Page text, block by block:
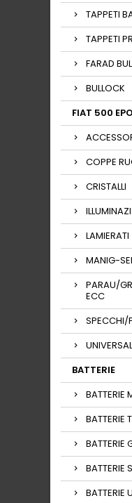
TAPPETI
TAPPETI
FARAD
BULLOCK
FIAT 500
COPPE
CRISTALLI
LAMIERATI
MANIG-
PARAU/
ECC
SPECCHI/
BATTERIE
BATTERIE
BATTERIE
BATTERIE
BATTERIE
BATTERIE